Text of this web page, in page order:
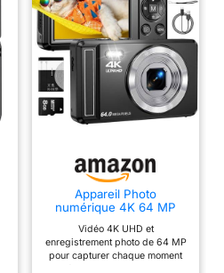
Appareil Photo
numérique 4K 64 MP
Mise au Point
Automatique avec Zoom
numérique 16x, Appareil
Vidéo 4K UHD et
enregistrement photo de 64 MP
pour capturer chaque moment